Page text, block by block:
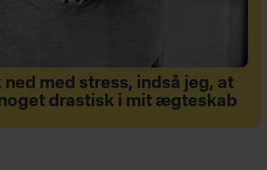
ned med stress, indså jeg, at
drastisk i mit ægteskab